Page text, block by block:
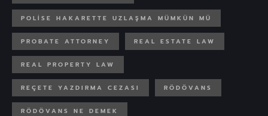
POLISE HAKARETTE UZLAŞMA MÜMKÜN MÜ
PROBATE ATTORNEY REAL ESTATE LAW
REAL PROPERTY LAW
REÇETE YAZDIRMA CEZASI RÖDÖVANS
RÖDÖVANS NE DEMEK